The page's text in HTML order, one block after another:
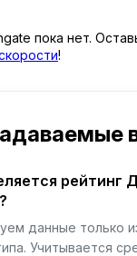
пока нет.
!
рейтинг
данные только
Учитывается